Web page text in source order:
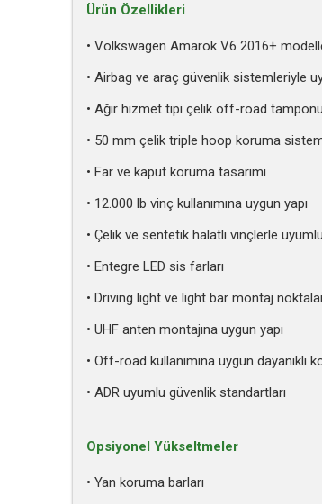
Ürün Özellikleri
• Volkswagen Amarok V6 2016+
• Airbag ve araç güvenlik sistemleriyle
• Ağır hizmet tipi çelik off-road tamponu
• 50 mm çelik triple hoop koruma
• Far ve kaput koruma tasarımı
• 12.000 lb vinç kullanımına uygun yapı
• Çelik ve sentetik halatlı vinçlerle uyumlu
• Entegre LED sis farları
• Driving light ve light bar montaj
• UHF anten montajına uygun yapı
• Off-road kullanımına uygun dayanıklı
• ADR uyumlu güvenlik standartları
Opsiyonel Yükseltmeler
• Yan koruma barları